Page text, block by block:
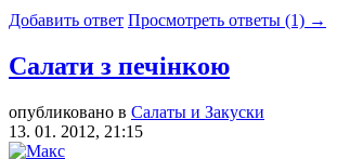
Добавить ответ Просмотреть ответы (1) →
Салати з печінкою
опубликовано в Салаты и Закуски
13. 01. 2012, 21:15